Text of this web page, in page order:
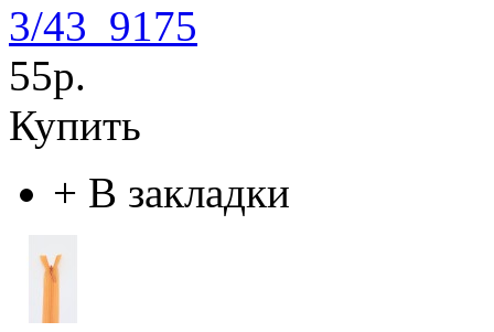
3/43_9175
55р.
Купить
+ В закладки